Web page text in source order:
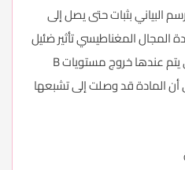
البياني بثبات حتى يصل إلى
المغناطيسي تأثير ضئيل
على كثافة التدفق. النقطة التي يتم عندها خروج مستويات B
المادة قد وصلت إلى تشبعها